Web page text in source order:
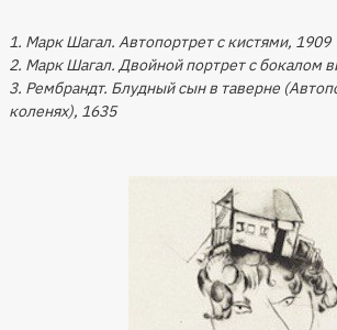
1. Марк Шагал. Автопортрет с кистями, 1909
2. Марк Шагал. Двойной портрет с бокалом
3. Рембрандт. Блудный сын в таверне
коленях), 1635